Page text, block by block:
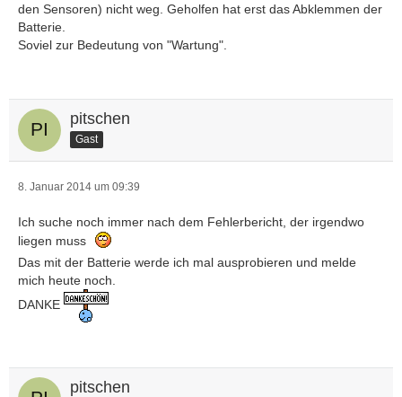
den Sensoren) nicht weg. Geholfen hat erst das Abklemmen der
Batterie.
Soviel zur Bedeutung von "Wartung".
pitschen
Gast
8. Januar 2014 um 09:39
Ich suche noch immer nach dem Fehlerbericht, der irgendwo
liegen muss
Das mit der Batterie werde ich mal ausprobieren und melde
mich heute noch.
DANKE
pitschen